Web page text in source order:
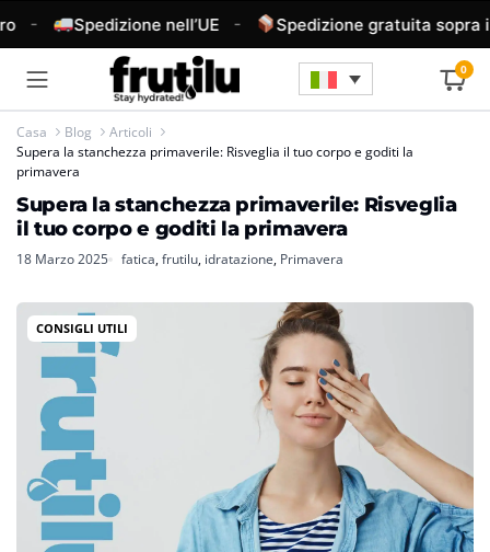
Spedizione nell’UE Spedizione gratuita sopra i
0
Casa Blog
Articoli
Supera la stanchezza primaverile: Risveglia il tuo corpo e goditi la
primavera
Supera la stanchezza primaverile: Risveglia
il tuo corpo e goditi la primavera
18 Marzo 2025 fatica,frutilu, idratazione, Primavera
CONSIGLI UTILI